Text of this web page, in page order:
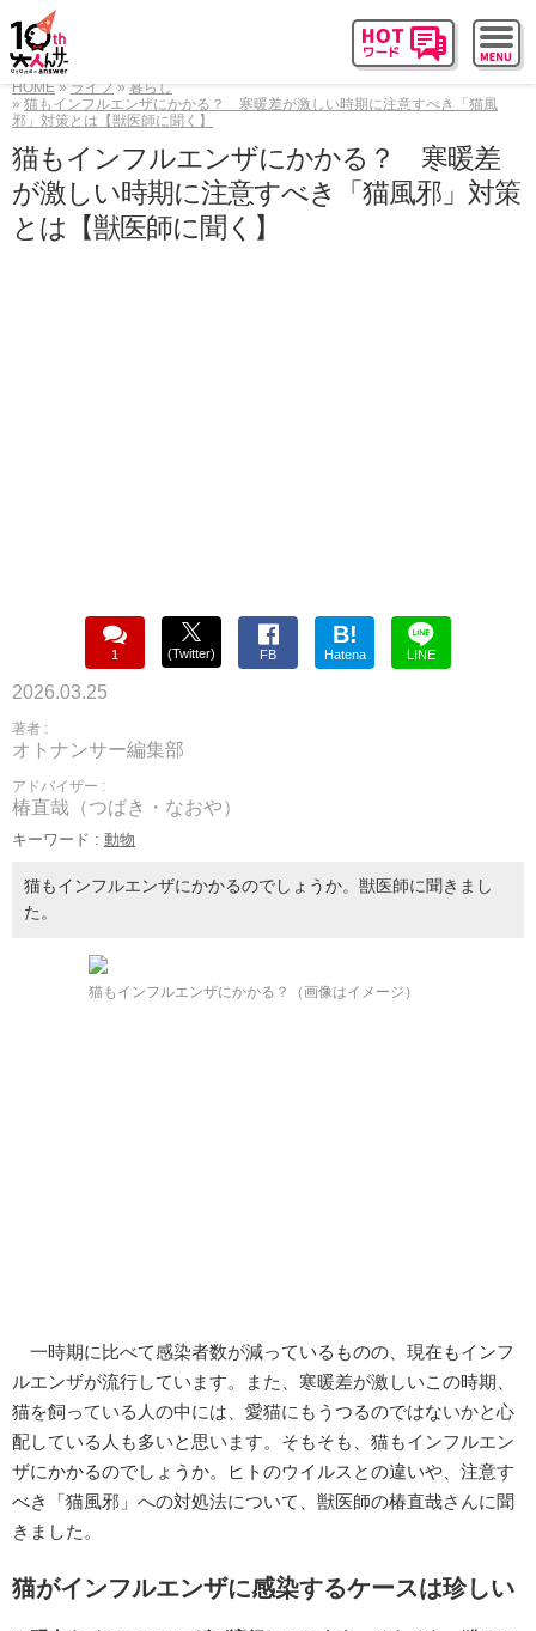
HOME ライフ
暮らし
猫もインフルエンザにかかる？ 寒暖差が激しい時期に注意すべき「猫風
邪」対策とは【獣医師に聞く】
猫もインフルエンザにかかる？ 寒暖差
が激しい時期に注意すべき「猫風邪」対策
とは【獣医師に聞く】
1 (Twitter) FB
B!
Hatena LINE
2026.03.25
著者 :
オトナンサー編集部
アドバイザー :
椿直哉（つばき・なおや）
キーワード : 動物
猫もインフルエンザにかかるのでしょうか。獣医師に聞きまし
た。
猫もインフルエンザにかかる？（画像はイメージ）
一時期に比べて感染者数が減っているものの、現在もインフ
ルエンザが流行しています。また、寒暖差が激しいこの時期、
猫を飼っている人の中には、愛猫にもうつるのではないかと心
配している人も多いと思います。そもそも、猫もインフルエン
ザにかかるのでしょうか。ヒトのウイルスとの違いや、注意す
べき「猫風邪」への対処法について、獣医師の椿直哉さんに聞
きました。
猫がインフルエンザに感染するケースは珍しい